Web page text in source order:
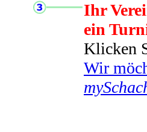
Ihr
ein
Klicken
Wir